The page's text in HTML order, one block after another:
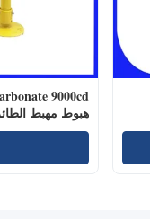
هبوط مهبط